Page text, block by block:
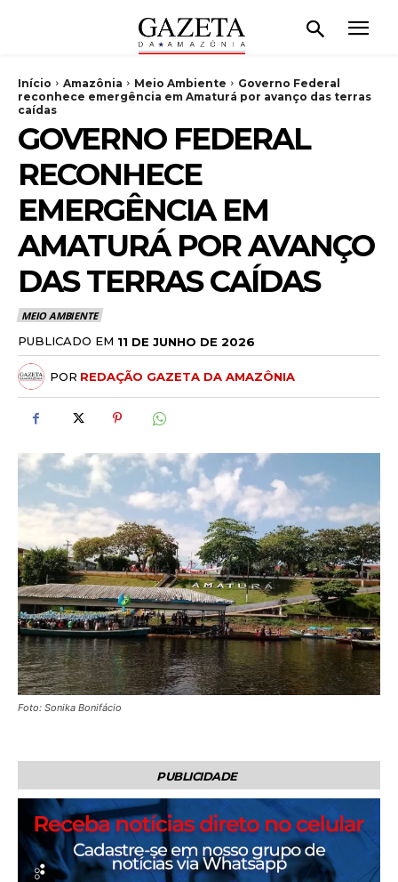
Início Amazônia Meio Ambiente
Governo Federal
reconhece emergência em Amaturá por avanço das terras
caídas
GOVERNO FEDERAL
RECONHECE
EMERGÊNCIA EM
AMATURÁ POR AVANÇO
DAS TERRAS CAÍDAS
MEIO AMBIENTE
PUBLICADO EM 11 DE JUNHO DE 2026
POR REDAÇÃO GAZETA DA AMAZÔNIA
Foto: Sonika Bonifácio
PUBLICIDADE